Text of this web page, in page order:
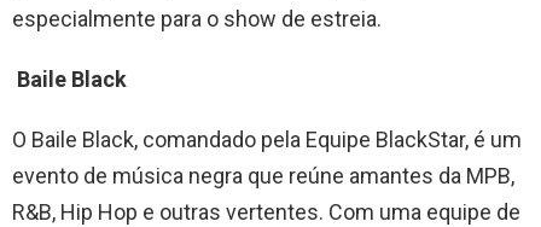
especialmente para o show de estreia.
Baile Black
O Baile Black, comandado pela Equipe BlackStar, é um
evento de música negra que reúne amantes da MPB,
R&B, Hip Hop e outras vertentes. Com uma equipe de